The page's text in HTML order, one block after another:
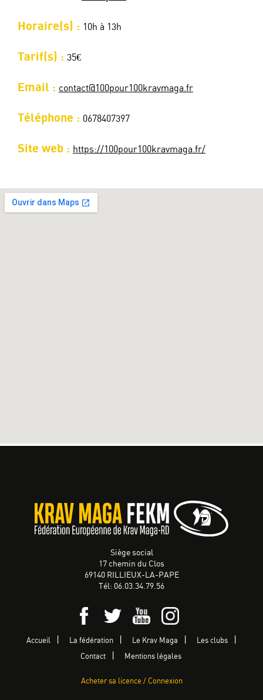
Horaire(s) : 10h à 13h
Tarif(s) : 35€
Email : contact@100pour100kravmaga.fr
Téléphone : 0678407397
Site web : https://100pour100kravmaga.fr/
Siège social
17 chemin du Clos
69140 RILLIEUX-LA-PAPE
Tél: 06.03.34.79.56
Accueil La fédération Le Krav Maga Les clubs
Contact Mentions légales
Acheter sa licence / Connexion